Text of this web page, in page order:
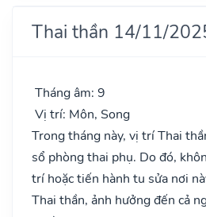
Thai thần 14/11/
Tháng âm: 9
Vị trí: Môn, Song
Trong tháng này, vị trí Thai
sổ phòng thai phụ. Do đó,
trí hoặc tiến hành tu sửa nơi
Thai thần, ảnh hưởng đến cả